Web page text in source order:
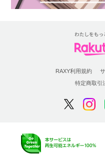
RAXY利用規約
特定商取引